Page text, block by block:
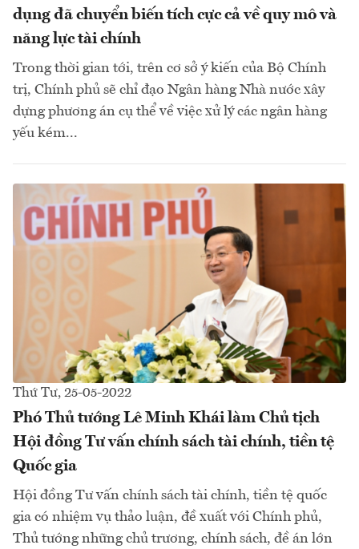
dụng đã chuyển biến tích cực cả về quy mô và
năng lực tài chính
Trong thời gian tới, trên cơ sở ý kiến của Bộ Chính
trị, Chính phủ sẽ chỉ đạo Ngân hàng Nhà nước xây
dựng phương án cụ thể về việc xử lý các ngân hàng
yếu kém...
Thứ Tư, 25-05-2022
Phó Thủ tướng Lê Minh Khái làm Chủ tịch
Hội đồng Tư vấn chính sách tài chính, tiền tệ
Quốc gia
Hội đồng Tư vấn chính sách tài chính, tiền tệ quốc
gia có nhiệm vụ thảo luận, đề xuất với Chính phủ,
Thủ tướng những chủ trương, chính sách, đề án lớn